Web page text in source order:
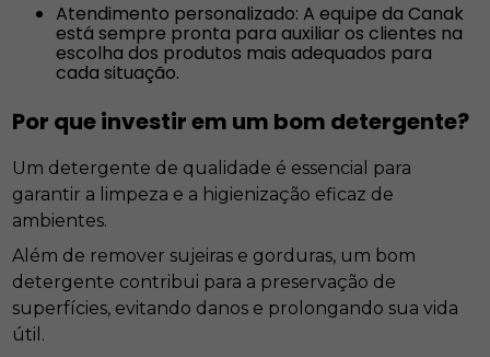
Atendimento personalizado: A equipe da Canak
está sempre pronta para auxiliar os clientes na
escolha dos produtos mais adequados para
cada situação.
Por que investir em um bom detergente?
Um detergente de qualidade é essencial para
garantir a limpeza e a higienização eficaz de
ambientes.
Além de remover sujeiras e gorduras, um bom
detergente contribui para a preservação de
superfícies, evitando danos e prolongando sua vida
útil.